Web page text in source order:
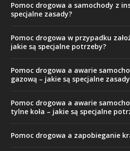
Pomoc drogowa a samochody z
specjalne zasady?
Pomoc drogowa w przypadku
jakie są specjalne potrzeby?
Pomoc drogowa a awarie
gazową – jakie są specjalne
Pomoc drogowa a awarie
tylne koła – jakie są specjalne
Pomoc drogowa a zapobieganie